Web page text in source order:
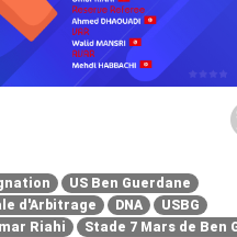
US Ben Guerdane
d'Arbitrage
DNA
USBG
Riahi
Stade 7 Mars de Ben